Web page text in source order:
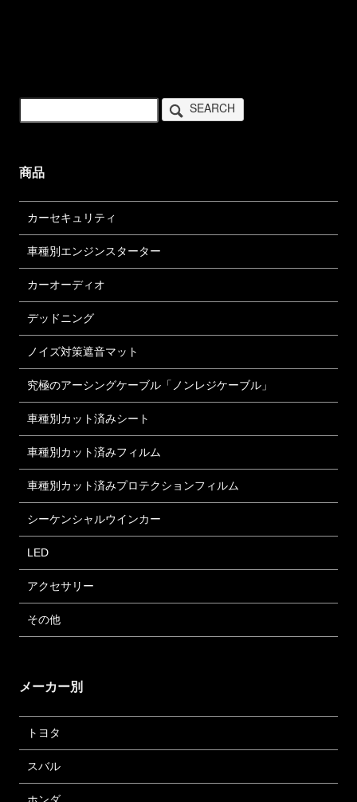
SEARCH
商品
カーセキュリティ
車種別エンジンスターター
カーオーディオ
デッドニング
ノイズ対策遮音マット
究極のアーシングケーブル「ノンレジケーブル」
車種別カット済みシート
車種別カット済みフィルム
車種別カット済みプロテクションフィルム
シーケンシャルウインカー
LED
アクセサリー
その他
メーカー別
トヨタ
スバル